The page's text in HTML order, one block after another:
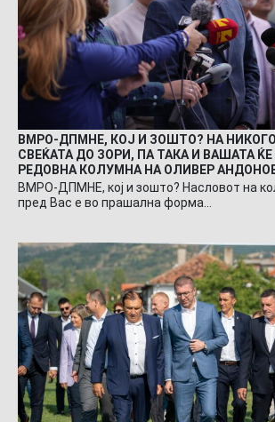
ВМРО-ДПМНЕ, КОЈ И ЗОШТО? НА
СВЕЌАТА ДО ЗОРИ, ПА ТАКА И ВАШАТА ЌЕ
РЕДОВНА КОЛУМНА НА ОЛИВЕР
ВМРО-ДПМНЕ, кој и зошто? Насловот на
пред Вас е во прашална форма…